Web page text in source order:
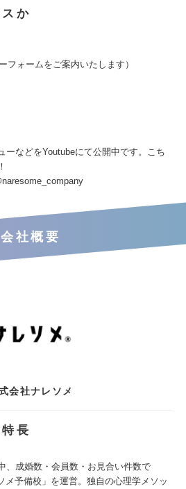
か
フォームをご案内いたします）
ーなどをYoutubeにて公開中です。こち
会社概要
会社ナレソメ
長
、成婚数・会員数・お見合い件数で
メ予備校」を運営。独自の心理学メソッ